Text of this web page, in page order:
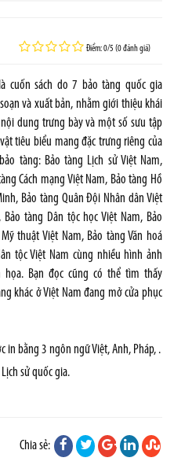
Điểm: 0/5 (0 đánh giá)
cuốn sách do 7 bảo tàng quốc gia
và xuất bản, nhằm giới thiệu khái
dung trưng bày và một số sưu tập
tiêu biểu mang đặc trưng riêng của
tàng: Bảo tàng Lịch sử Việt Nam,
Cách mạng Việt Nam, Bảo tàng Hồ
Bảo tàng Quân Đội Nhân dân Việt
Bảo tàng Dân tộc học Việt Nam, Bảo
thuật Việt Nam, Bảo tàng Văn hoá
tộc Việt Nam cùng nhiều hình ảnh
họa. Bạn đọc cũng có thể tìm thấy
khác ở Việt Nam đang mở cửa phục
in bằng 3 ngôn ngữ Việt, Anh, Pháp, .
sử quốc gia.
Chia sẻ: